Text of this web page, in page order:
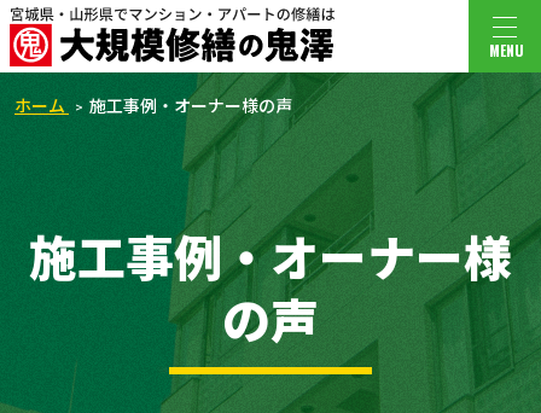
MENU
ホーム 施工事例・オーナー様の声
施工事例・オーナー様
の声